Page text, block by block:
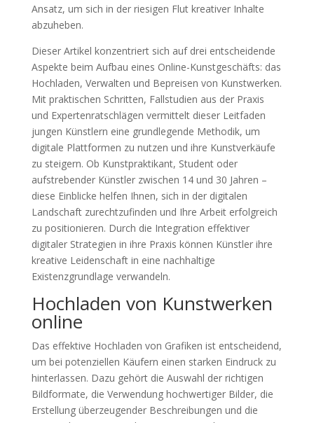
Ansatz, um sich in der riesigen Flut kreativer Inhalte
abzuheben.
Dieser Artikel konzentriert sich auf drei entscheidende
Aspekte beim Aufbau eines Online-Kunstgeschäfts: das
Hochladen, Verwalten und Bepreisen von Kunstwerken.
Mit praktischen Schritten, Fallstudien aus der Praxis
und Expertenratschlägen vermittelt dieser Leitfaden
jungen Künstlern eine grundlegende Methodik, um
digitale Plattformen zu nutzen und ihre Kunstverkäufe
zu steigern. Ob Kunstpraktikant, Student oder
aufstrebender Künstler zwischen 14 und 30 Jahren –
diese Einblicke helfen Ihnen, sich in der digitalen
Landschaft zurechtzufinden und Ihre Arbeit erfolgreich
zu positionieren. Durch die Integration effektiver
digitaler Strategien in ihre Praxis können Künstler ihre
kreative Leidenschaft in eine nachhaltige
Existenzgrundlage verwandeln.
Hochladen von Kunstwerken
online
Das effektive Hochladen von Grafiken ist entscheidend,
um bei potenziellen Käufern einen starken Eindruck zu
hinterlassen. Dazu gehört die Auswahl der richtigen
Bildformate, die Verwendung hochwertiger Bilder, die
Erstellung überzeugender Beschreibungen und die